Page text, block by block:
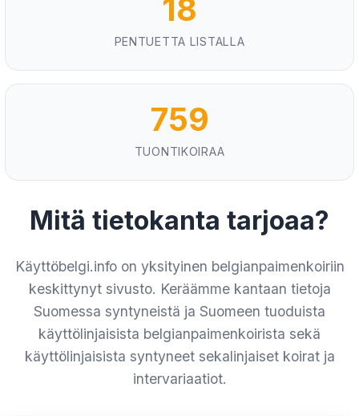
18
PENTUETTA LISTALLA
759
TUONTIKOIRAA
Mitä tietokanta tarjoaa?
Käyttöbelgi.info on yksityinen belgianpaimenkoiriin
keskittynyt sivusto. Keräämme kantaan tietoja
Suomessa syntyneistä ja Suomeen tuoduista
käyttölinjaisista belgianpaimenkoirista sekä
käyttölinjaisista syntyneet sekalinjaiset koirat ja
intervariaatiot.